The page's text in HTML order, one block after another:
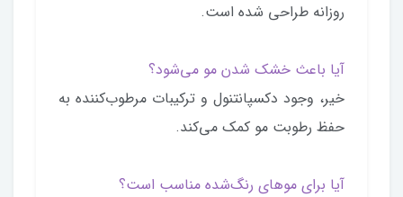
روزانه طراحی شده است.
آیا باعث خشک شدن مو می‌شود؟
خیر، وجود دکسپانتنول و ترکیبات مرطوب‌کننده به
حفظ رطوبت مو کمک می‌کند.
آیا برای موهای رنگ‌شده مناسب است؟